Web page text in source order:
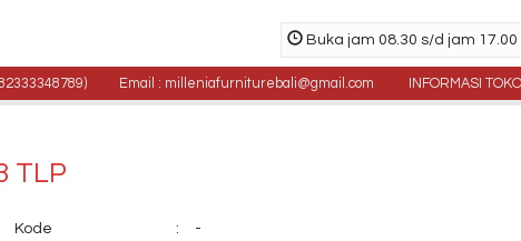
Buka jam 08.30 s/d jam 17.00
Email : milleniafurniturebali@gmail.com INFORMASI TOKO : Jl.
TLP
Kode : -